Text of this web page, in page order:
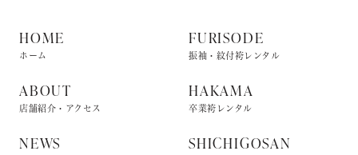
HOME
ホーム
ABOUT
店舗紹介・アクセス
NEWS
FURISODE
振袖・紋付袴レンタル
HAKAMA
卒業袴レンタル
SHICHIGOSAN